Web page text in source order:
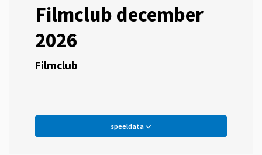
Filmclub december
2026
Filmclub
speeldata